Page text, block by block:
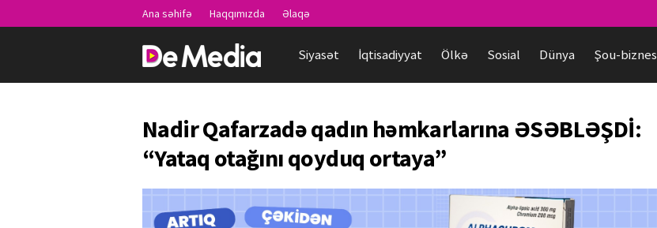
Ana səhifə Haqqımızda Əlaqə
Siyasət İqtisadiyyat Ölkə Sosial Dünya Şou-biznes
Nadir Qafarzadə qadın həmkarlarına ƏSƏBLƏŞDİ:
“Yataq otağını qoyduq ortaya”